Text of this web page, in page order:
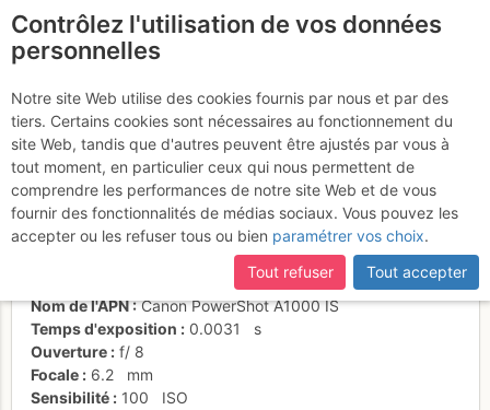
Relais du 6a
Activités
Date/heure
13 oct. 2012 13:23
Contributeur
adrien-cousin
individuel (CC by-nc-nd)
Nom de l'APN
Canon PowerShot A1000 IS
Temps d'exposition
0.0031
s
Ouverture
f/ 8
Focale
6.2
mm
Sensibilité
100
ISO
Contrôlez l'utilisation de vos données
personnelles
Notre site Web utilise des cookies fournis par nous et par des
tiers. Certains cookies sont nécessaires au fonctionnement du
site Web, tandis que d'autres peuvent être ajustés par vous à
tout moment, en particulier ceux qui nous permettent de
comprendre les performances de notre site Web et de vous
fournir des fonctionnalités de médias sociaux. Vous pouvez les
accepter ou les refuser tous ou bien paramétrer vos choix.
Tout refuser
Tout accepter